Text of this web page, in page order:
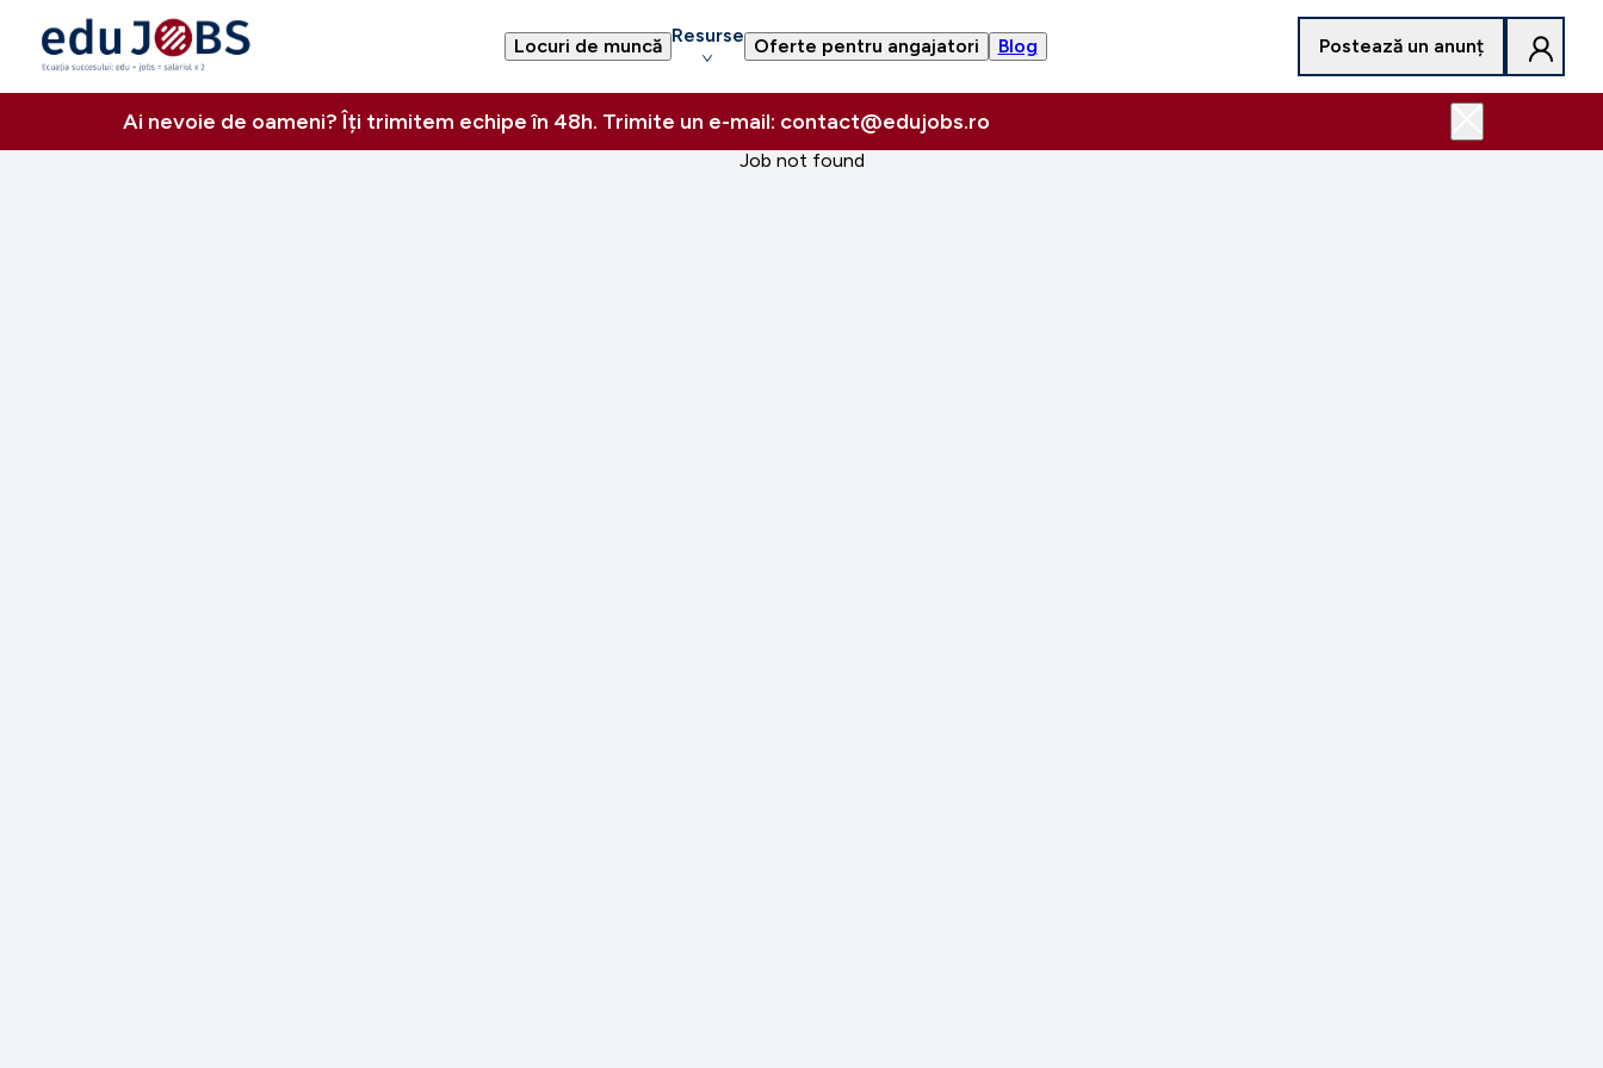
Locuri de muncă Resurse Oferte pentru angajatori Blog Postează un anunț
Ai nevoie de oameni? Îți trimitem echipe în 48h. Trimite un e-mail: contact@edujobs.ro
Job not found